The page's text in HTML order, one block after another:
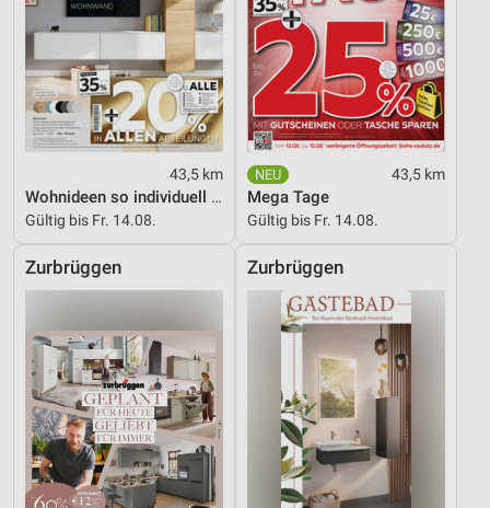
43,5 km
Wohnideen so individuell wie du!
Gültig bis Fr. 14.08.
43,5 km
Mega Tage
Gültig bis Fr. 14.08.
Zurbrüggen Zurbrüggen